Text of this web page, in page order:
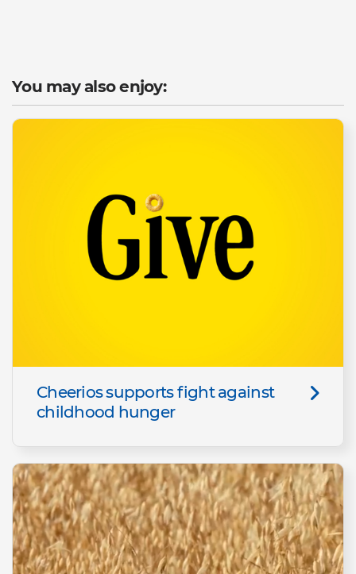
You may also enjoy:
Cheerios supports fight against
childhood hunger